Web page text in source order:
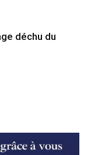
déchu du